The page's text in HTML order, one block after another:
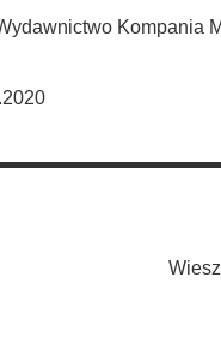
Kompania